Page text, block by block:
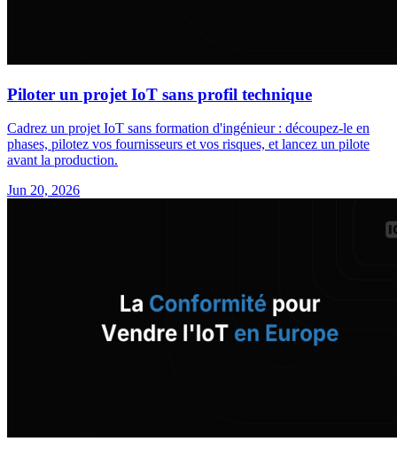
Piloter un projet IoT sans profil technique
Cadrez un projet IoT sans formation d'ingénieur : découpez-le en
phases, pilotez vos fournisseurs et vos risques, et lancez un pilote
avant la production.
Jun 20, 2026